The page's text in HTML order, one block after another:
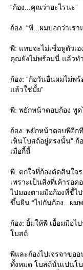
“ก้อง...คุณว่าอะไรนะ”
ก้อง: “พี...ผมบอกว่าเร
พี: แทบจะไม่เชื่อหูตัวเ
คุณยังไม่พร้อมนี่ แล้วท
ก้อง: “ก้อวันอื่นผมไม่
ล้วใช่มั้ย”
พี: พยักหน้าตอบก้อง พูด
ก้อง: พยักหน้าตอบพีอีก
เห็นโบสถ์อยู่ตรงนั้น” ก้
เมื่อกี้นี้
พี: ตกใจที่ก้องตัดสินใจ
เพราะเป็นสิ่งที่เค้ารอ
ไปมองตามมือก้องที่ชี้ไ
ขึ้นยืน “ไปกันก้อง...ผม
ก้อง: ยิ้มให้พี เอื้อมมือ
บสถ์
พีและก้องไปเจรจาขอ
ทั้งหมด โบสถ์นั่นเปนโ